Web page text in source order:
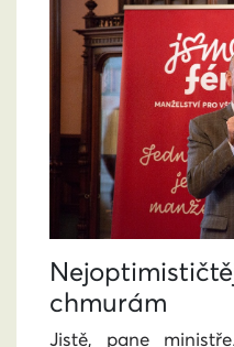
chmurám
Jistě, pane ministře